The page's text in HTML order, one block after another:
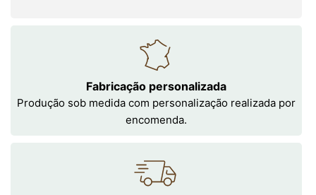
Fabricação personalizada
Produção sob medida com personalização realizada por
encomenda.